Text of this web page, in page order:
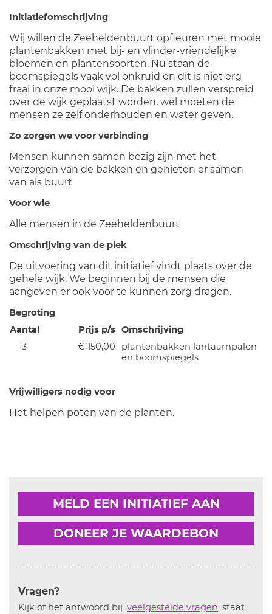
Initiatiefomschrijving
Wij willen de Zeeheldenbuurt opfleuren met mooie
plantenbakken met bij- en vlinder-vriendelijke
bloemen en plantensoorten. Nu staan de
boomspiegels vaak vol onkruid en dit is niet erg
fraai in onze mooi wijk. De bakken zullen verspreid
over de wijk geplaatst worden, wel moeten de
mensen ze zelf onderhouden en water geven.
Zo zorgen we voor verbinding
Mensen kunnen samen bezig zijn met het
verzorgen van de bakken en genieten er samen
van als buurt
Voor wie
Alle mensen in de Zeeheldenbuurt
Omschrijving van de plek
De uitvoering van dit initiatief vindt plaats over de
gehele wijk. We beginnen bij de mensen die
aangeven er ook voor te kunnen zorg dragen.
Begroting
Aantal
Prijs p/s Omschrijving
3
€ 150,00
plantenbakken lantaarnpalen
en boomspiegels
Vrijwilligers nodig voor
Het helpen poten van de planten.
MELD EEN INITIATIEF AAN
DONEER JE WAARDEBON
Vragen?
Kijk of het antwoord bij 'veelgestelde vragen' staat